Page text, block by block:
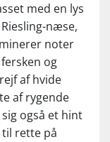
sushi, fjerkræ
retter og
med en lys
næse,
noter
og
af hvide
af rygende
også et hint
til rette på